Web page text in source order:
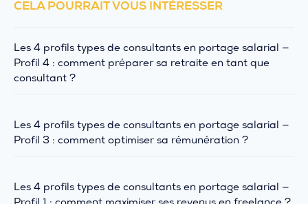
CELA POURRAIT VOUS INTÉRESSER
Les 4 profils types de consultants en portage salarial —
Profil 4 : comment préparer sa retraite en tant que
consultant ?
Les 4 profils types de consultants en portage salarial —
Profil 3 : comment optimiser sa rémunération ?
Les 4 profils types de consultants en portage salarial —